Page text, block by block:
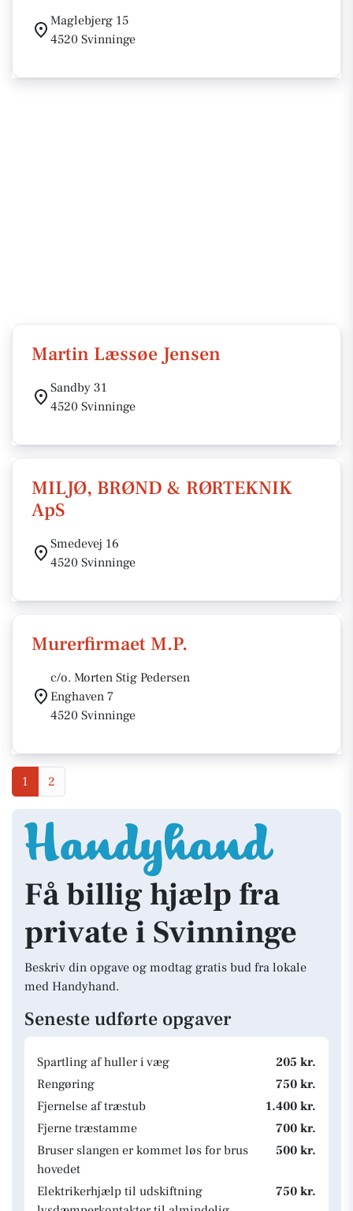
Maglebjerg 15
4520 Svinninge
Martin Læssøe Jensen
Sandby 31
4520 Svinninge
MILJØ, BRØND & RØRTEKNIK
ApS
Smedevej 16
4520 Svinninge
Murerfirmaet M.P.
c/o. Morten Stig Pedersen
Enghaven 7
4520 Svinninge
1 2
Få billig hjælp fra
private i Svinninge
Beskriv din opgave og modtag gratis bud fra lokale
med Handyhand.
Seneste udførte opgaver
Spartling af huller i væg
205 kr.
Rengøring
750 kr.
Fjernelse af træstub
1.400 kr.
Fjerne træstamme
700 kr.
Bruser slangen er kommet løs for brus
hovedet
500 kr.
Elektrikerhjælp til udskiftning
750 kr.